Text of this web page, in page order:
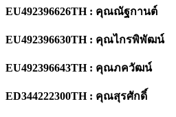
EU492396626TH : คุณณัฐกานต์
EU492396630TH : คุณไกรพิพัฒน์
EU492396643TH : คุณภควัฒน์
ED344222300TH : คุณสุรศักดิ์